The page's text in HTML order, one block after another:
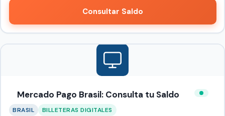
Consultar Saldo
Mercado Pago Brasil: Consulta tu Saldo
BRASIL BILLETERAS DIGITALES